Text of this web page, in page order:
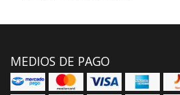
MEDIOS DE PAGO